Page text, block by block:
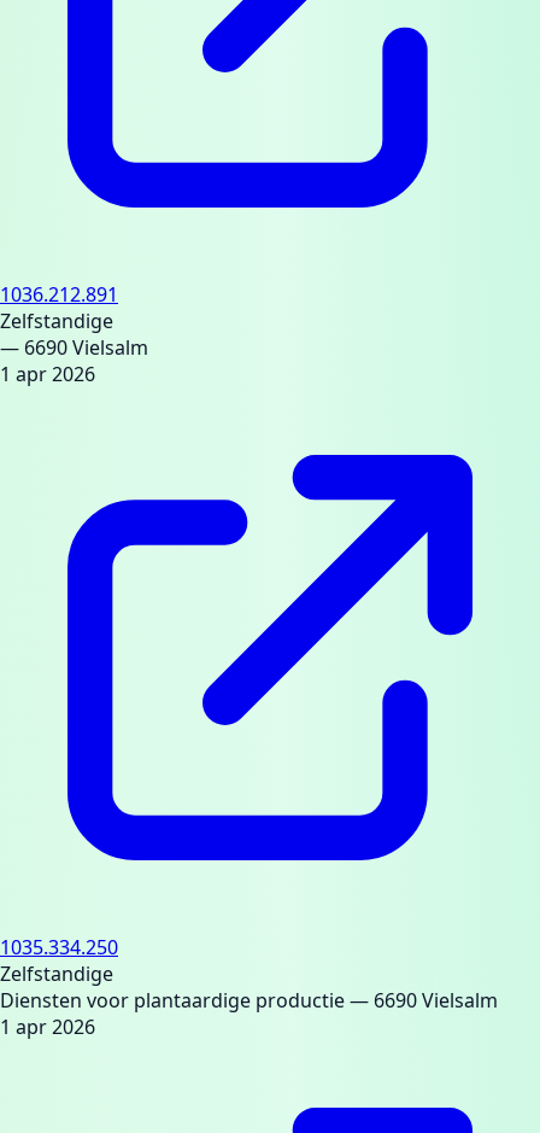
1036.212.891
Zelfstandige
— 6690 Vielsalm
1 apr 2026
1035.334.250
Zelfstandige
Diensten voor plantaardige productie— 6690 Vielsalm
1 apr 2026